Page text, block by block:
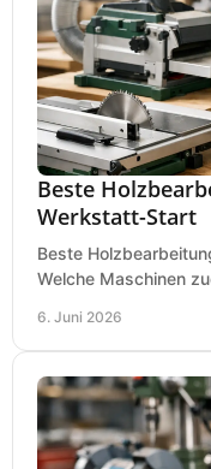
Beste
Werkstatt-Start
Beste
Welche Maschinen
6. Juni 2026